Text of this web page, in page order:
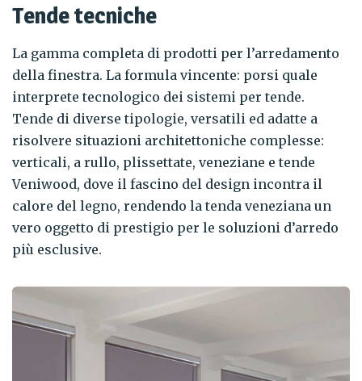
Tende tecniche
La gamma completa di prodotti per l’arredamento
della finestra. La formula vincente: porsi quale
interprete tecnologico dei sistemi per tende.
Tende di diverse tipologie, versatili ed adatte a
risolvere situazioni architettoniche complesse:
verticali, a rullo, plissettate, veneziane e tende
Veniwood, dove il fascino del design incontra il
calore del legno, rendendo la tenda veneziana un
vero oggetto di prestigio per le soluzioni d’arredo
più esclusive.